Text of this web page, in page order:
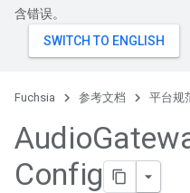
含错误。
Fuchsia 参考文档 平台规
Audio
Config